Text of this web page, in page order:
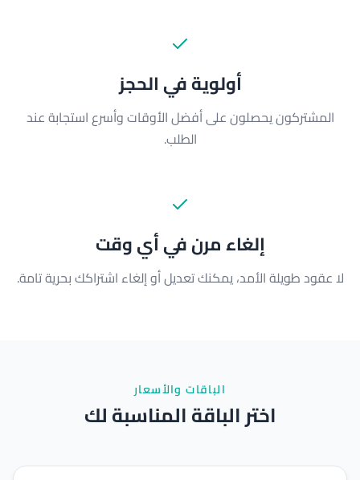
أولوية في الحجز
المشتركون يحصلون على أفضل الأوقات وأسرع استجابة عند
الطلب.
إلغاء مرن في أي وقت
لا عقود طويلة الأمد، يمكنك تعديل أو إلغاء اشتراكك بحرية تامة.
الباقات والأسعار
اختر الباقة المناسبة لك